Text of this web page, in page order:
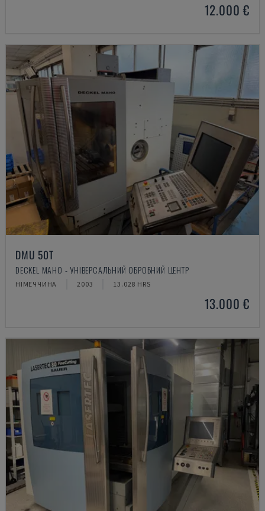
12.000 €
DMU 50T
DECKEL MAHO - УНІВЕРСАЛЬНИЙ ОБРОБНИЙ ЦЕНТР
НІМЕЧЧИНА 2003 13.028 HRS
13.000 €